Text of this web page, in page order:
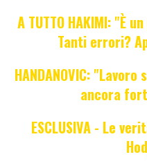
A TUTTO HAKIMI: "È
Tanti errori?
HANDANOVIC:
ancora
ESCLUSIVA - Le